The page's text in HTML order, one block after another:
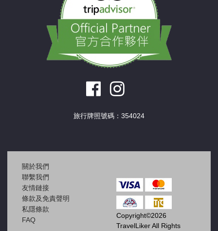
旅行牌照號碼：354024
關於我們
聯繫我們
友情鏈接
條款及免責聲明
私隱條款
FAQ
Copyright©2026
TravelLiker All Rights